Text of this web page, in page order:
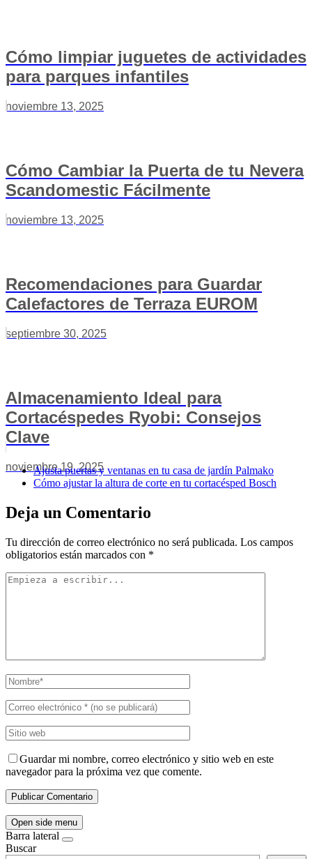
Cómo limpiar juguetes de actividades
para parques infantiles
noviembre 13, 2025
Cómo Cambiar la Puerta de tu Nevera
Scandomestic Fácilmente
noviembre 13, 2025
Recomendaciones para Guardar
Calefactores de Terraza EUROM
septiembre 30, 2025
Almacenamiento Ideal para
Cortacéspedes Ryobi: Consejos
Clave
noviembre 19, 2025
Ajusta puertas y ventanas en tu casa de jardín Palmako
Cómo ajustar la altura de corte en tu cortacésped Bosch
Deja un Comentario
Tu dirección de correo electrónico no será publicada. Los campos
obligatorios están marcados con *
Guardar mi nombre, correo electrónico y sitio web en este
navegador para la próxima vez que comente.
Open side menu
Barra lateral
Buscar